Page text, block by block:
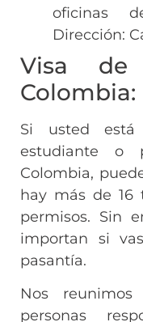
oficinas
Dirección:
Visa de
Colombia:
Si usted
estudiante o
Colombia,
hay más de 16
permisos. Sin
importan si
pasantía.
Nos
personas